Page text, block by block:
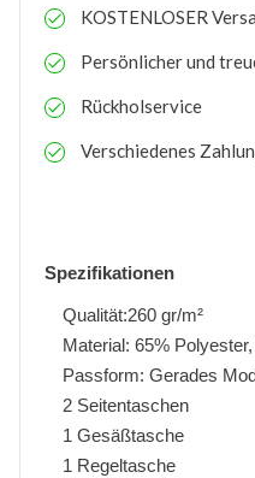
KOSTENLOSER
Persönlicher und
Rückholservice
Verschiedenes
Spezifikationen
Qualität:260 gr/m²
Material: 65%
Passform: Gerades
2 Seitentaschen
1 Gesäßtasche
1 Regeltasche